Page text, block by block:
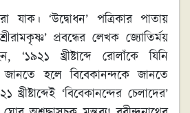
যাক। ‘উদ্বোধন’ পত্রিকার পাতায়
প্রবন্ধের লেখক জ্যোতির্ময়
‘১৯২১ খ্রীষ্টাব্দে রোলাঁকে যিনি
হলে বিবেকানন্দকে জানতে
‘বিবেকানন্দের চেলাদের’